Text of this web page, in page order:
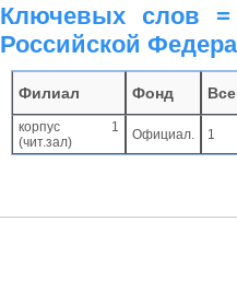
Ключевых слов =
Российской
Филиал Фонд
корпус 1
(чит.зал)
Официал. 1